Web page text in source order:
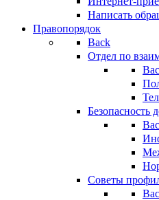
Написать
Правопорядок
Back
Отдел по
Безопасность
Советы